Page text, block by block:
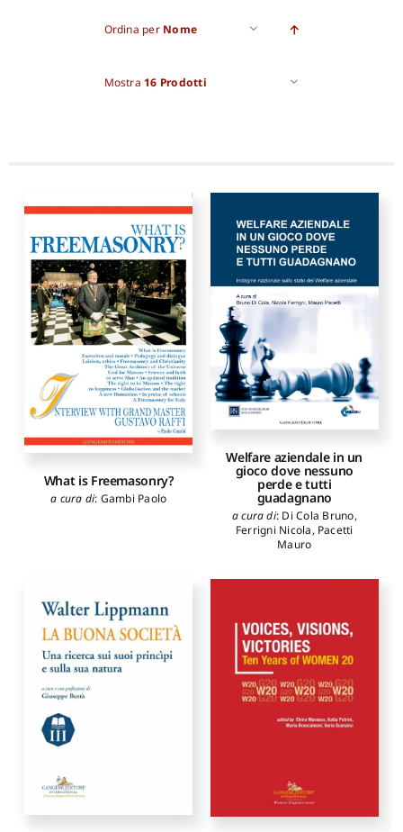
Ordina per Nome
Mostra 16 Prodotti
What is Freemasonry?
a cura di: Gambi Paolo
Welfare aziendale in un
gioco dove nessuno
perde e tutti
guadagnano
a cura di: Di Cola Bruno,
Ferrigni Nicola, Pacetti
Mauro